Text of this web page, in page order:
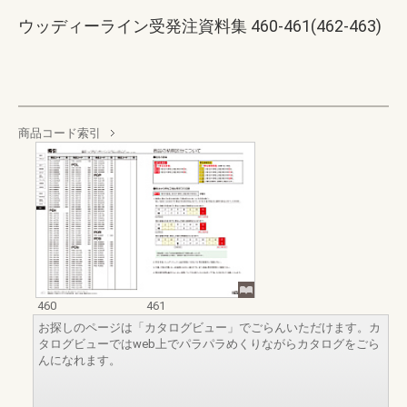
ウッディーライン受発注資料集 460-461(462-463)
商品コード索引
460
461
お探しのページは「カタログビュー」でごらんいただけます。カ
タログビューではweb上でパラパラめくりながらカタログをごら
んになれます。